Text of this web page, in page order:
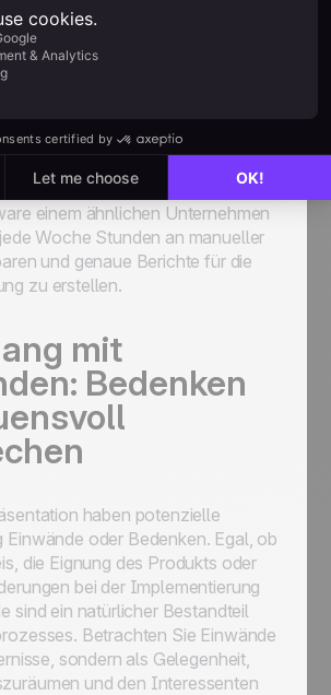
von ähnlichen
Glaubwürdigkeit schaffen.
verkaufen, zeigen Sie auf,
einem ähnlichen Unternehmen
Woche Stunden an manueller
und genaue Berichte für die
zu erstellen.
mit
Bedenken
haben potenzielle
Einwände oder Bedenken. Egal, ob
die Eignung des Produkts oder
bei der Implementierung
sind ein natürlicher Bestandteil
Betrachten Sie Einwände
sondern als Gelegenheit,
und den Interessenten